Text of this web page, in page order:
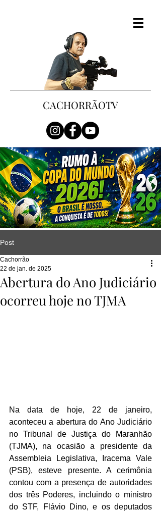
CACHORRÃOTV
Post
Abertura do Ano Judiciário
ocorreu hoje no TJMA
Cachorrão
22 de jan. de 2025
Na data de hoje, 22 de janeiro,
aconteceu a abertura do Ano Judiciário
no Tribunal de Justiça do Maranhão
(TJMA), na ocasião a presidente da
Assembleia Legislativa, Iracema Vale
(PSB), esteve presente. A cerimônia
contou com a presença de autoridades
dos três Poderes, incluindo o ministro
do STF, Flávio Dino, e os deputados